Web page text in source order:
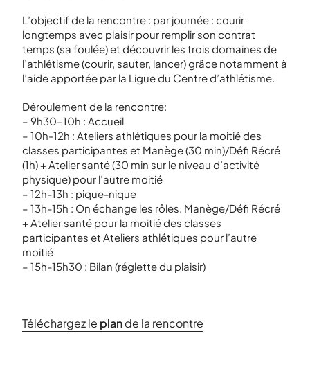
L’objectif de la rencontre : par journée : courir
longtemps avec plaisir pour remplir son contrat
temps (sa foulée) et découvrir les trois domaines de
l’athlétisme (courir, sauter, lancer) grâce notamment à
l’aide apportée par la Ligue du Centre d’athlétisme.
Déroulement de la rencontre:
– 9h30-10h : Accueil
– 10h-12h : Ateliers athlétiques pour la moitié des
classes participantes et Manège (30 min)/Défi Récré
(1h) + Atelier santé (30 min sur le niveau d’activité
physique) pour l’autre moitié
– 12h-13h : pique-nique
– 13h-15h : On échange les rôles. Manège/Défi Récré
+ Atelier santé pour la moitié des classes
participantes et Ateliers athlétiques pour l’autre
moitié
– 15h-15h30 : Bilan (réglette du plaisir)
Téléchargez le plande la rencontre